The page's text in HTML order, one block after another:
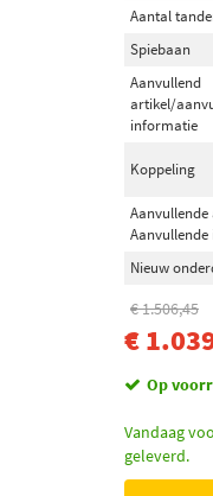
Aantal
Spiebaan
Aanvullend
artikel/
informatie
Koppeling
Aanvullende
Nieuw
€ 1.506,45
€
Op
Vandaag
geleverd.